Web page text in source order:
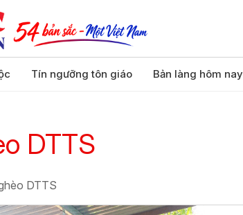
Tín ngưỡng tôn giáo Bản làng hôm nay
DTTS
DTTS